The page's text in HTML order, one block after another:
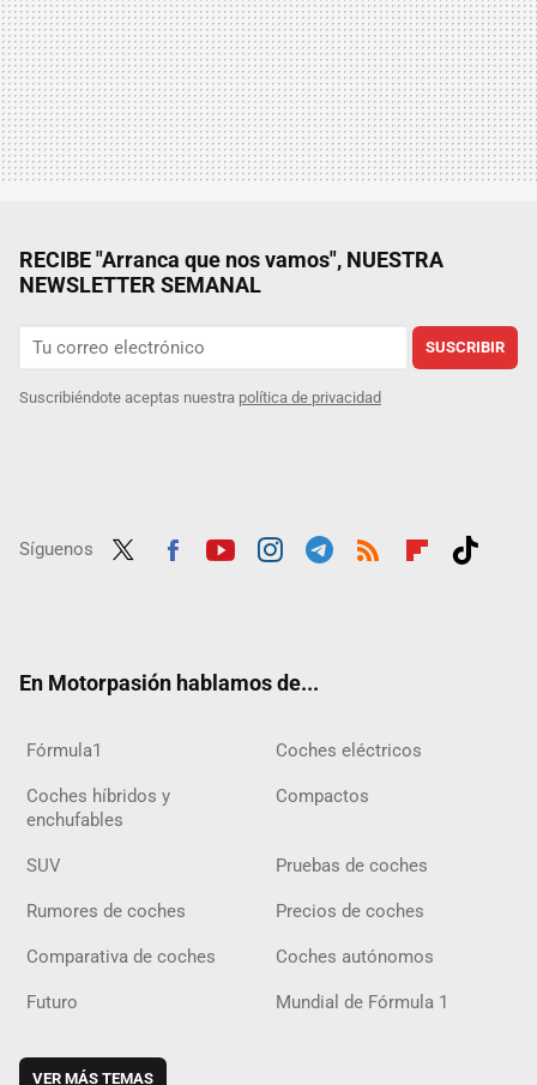
RECIBE "Arranca que nos vamos", NUESTRA
NEWSLETTER SEMANAL
SUSCRIBIR
Suscribiéndote aceptas nuestra política de privacidad
Síguenos
En Motorpasión hablamos de...
Fórmula1 Coches eléctricos
Coches híbridos y
enchufables
Compactos
SUV Pruebas de coches
Rumores de coches Precios de coches
Comparativa de coches Coches autónomos
Futuro Mundial de Fórmula 1
VER MÁS TEMAS